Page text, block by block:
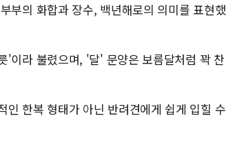
부의 화합과 장수, 백년해로의 의미를 표현했
'이라 불렸으며, '달' 문양은 보름달처럼 꽉 찬
인 한복 형태가 아닌 반려견에게 쉽게 입힐 수